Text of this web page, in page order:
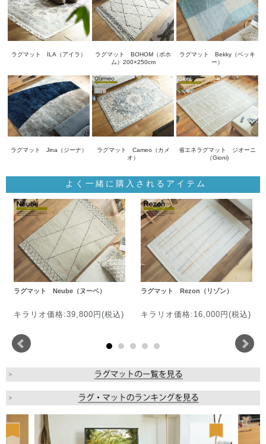
ラグマット ILA（アイラ）
ラグマット BOHOM（ボホ
ム）200×250cm
ラグマット Bekky（ベッキ
ー）
ラグマット Jina（ジーナ）
ラグマット Cameo（カメ
オ）
省エネラグマット ジオーニ
（Gioni)
よく一緒に購入されるアイテム
ラグマット Neube（ヌーベ）
キラリオ価格:39,800円(税込)
ラグマット Rezon（リゾン）
キラリオ価格:16,000円(税込)